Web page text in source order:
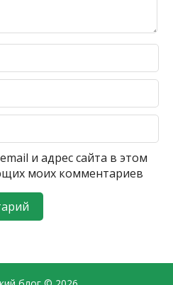
и адрес сайта в этом
моих комментариев